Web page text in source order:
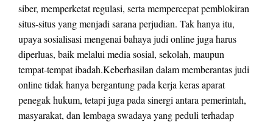
siber, memperketat regulasi, serta mempercepat pemblokiran
situs-situs yang menjadi sarana perjudian. Tak hanya itu,
upaya sosialisasi mengenai bahaya judi online juga harus
diperluas, baik melalui media sosial, sekolah, maupun
tempat-tempat ibadah.Keberhasilan dalam memberantas judi
online tidak hanya bergantung pada kerja keras aparat
penegak hukum, tetapi juga pada sinergi antara pemerintah,
masyarakat, dan lembaga swadaya yang peduli terhadap